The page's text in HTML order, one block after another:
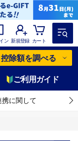
ン 新規登録 カート
控除額を調べる
ご利用ガイド
携に関して